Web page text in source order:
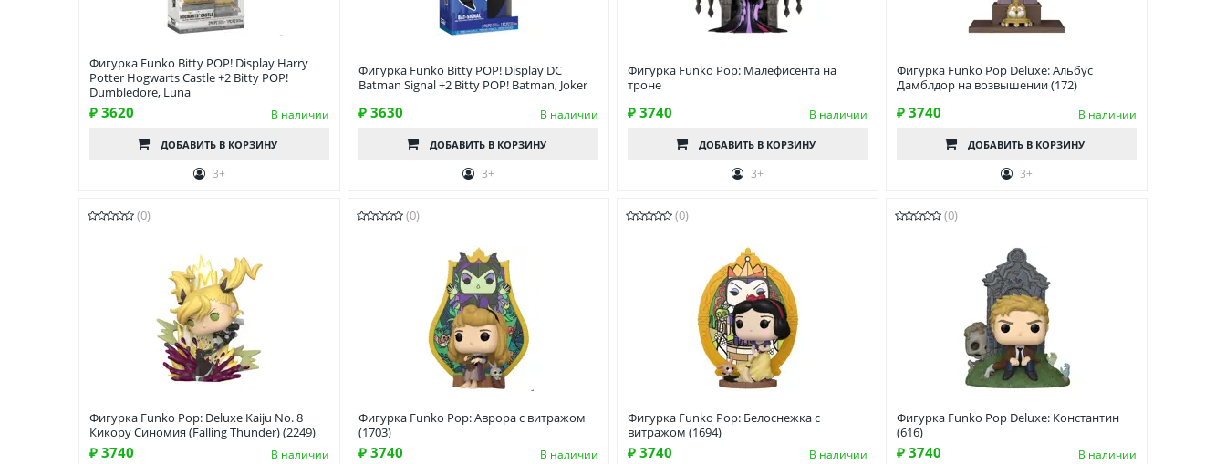
Фигурка Funko Bitty POP! Display Harry
Potter Hogwarts Castle +2 Bitty POP!
Dumbledore, Luna
₽ 3620 В наличии
ДОБАВИТЬ В КОРЗИНУ
3+
Фигурка Funko Bitty POP! Display DC
Batman Signal +2 Bitty POP! Batman, Joker
₽ 3630 В наличии
ДОБАВИТЬ В КОРЗИНУ
3+
Фигурка Funko Pop: Малефисента на
троне
₽ 3740 В наличии
ДОБАВИТЬ В КОРЗИНУ
3+
Фигурка Funko Pop Deluxe: Альбус
Дамблдор на возвышении (172)
₽ 3740 В наличии
ДОБАВИТЬ В КОРЗИНУ
3+
(0)
Фигурка Funko Pop: Deluxe Kaiju No. 8
Кикору Синомия (Falling Thunder) (2249)
₽ 3740 В наличии
(0)
Фигурка Funko Pop: Аврора с витражом
(1703)
₽ 3740 В наличии
(0)
Фигурка Funko Pop: Белоснежка с
витражом (1694)
₽ 3740 В наличии
(0)
Фигурка Funko Pop Deluxe: Константин
(616)
₽ 3740 В наличии